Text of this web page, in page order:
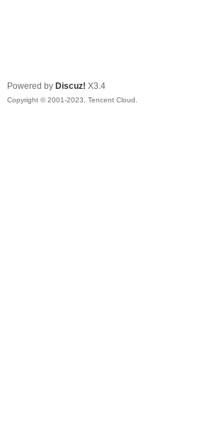
Powered by Discuz! X3.4
Copyright © 2001-2023, Tencent Cloud.